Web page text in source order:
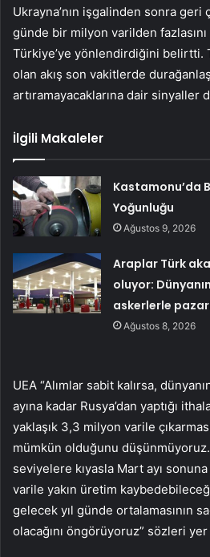
Ukrayna’nın işgalinden sonra
günde bir milyon varilden
Türkiye’ye yönlendirdiğini belirtti.
olan akış son vakitlerde
artıramayacaklarına dair sinyaller
İlgili Makaleler
Kastamonu’da
Yoğunluğu
Ağustos 9, 2026
Araplar Türk
oluyor:
askerlerle
Ağustos 8, 2026
UEA “Alımlar sabit kalırsa,
ayına kadar Rusya’dan yaptığı
yaklaşık 3,3 milyon varile
mümkün olduğunu düşünmüyoruz.
seviyelere kıyasla Mart ayı
varile yakın üretim
gelecek yıl günde ortalamasının
olacağını öngörüyoruz” sözleri yer